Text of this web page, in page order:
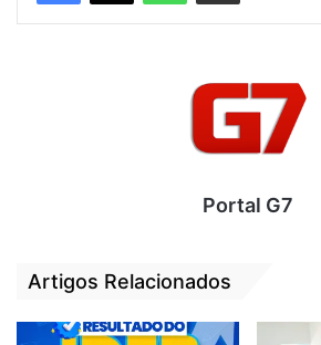
sido atingida no momento
manter relações sexuais
homem foi atingido com um
onde a burra estava
vítima foi encontrada ao
foi removido para o
Portal G7
Artigos Relacionados